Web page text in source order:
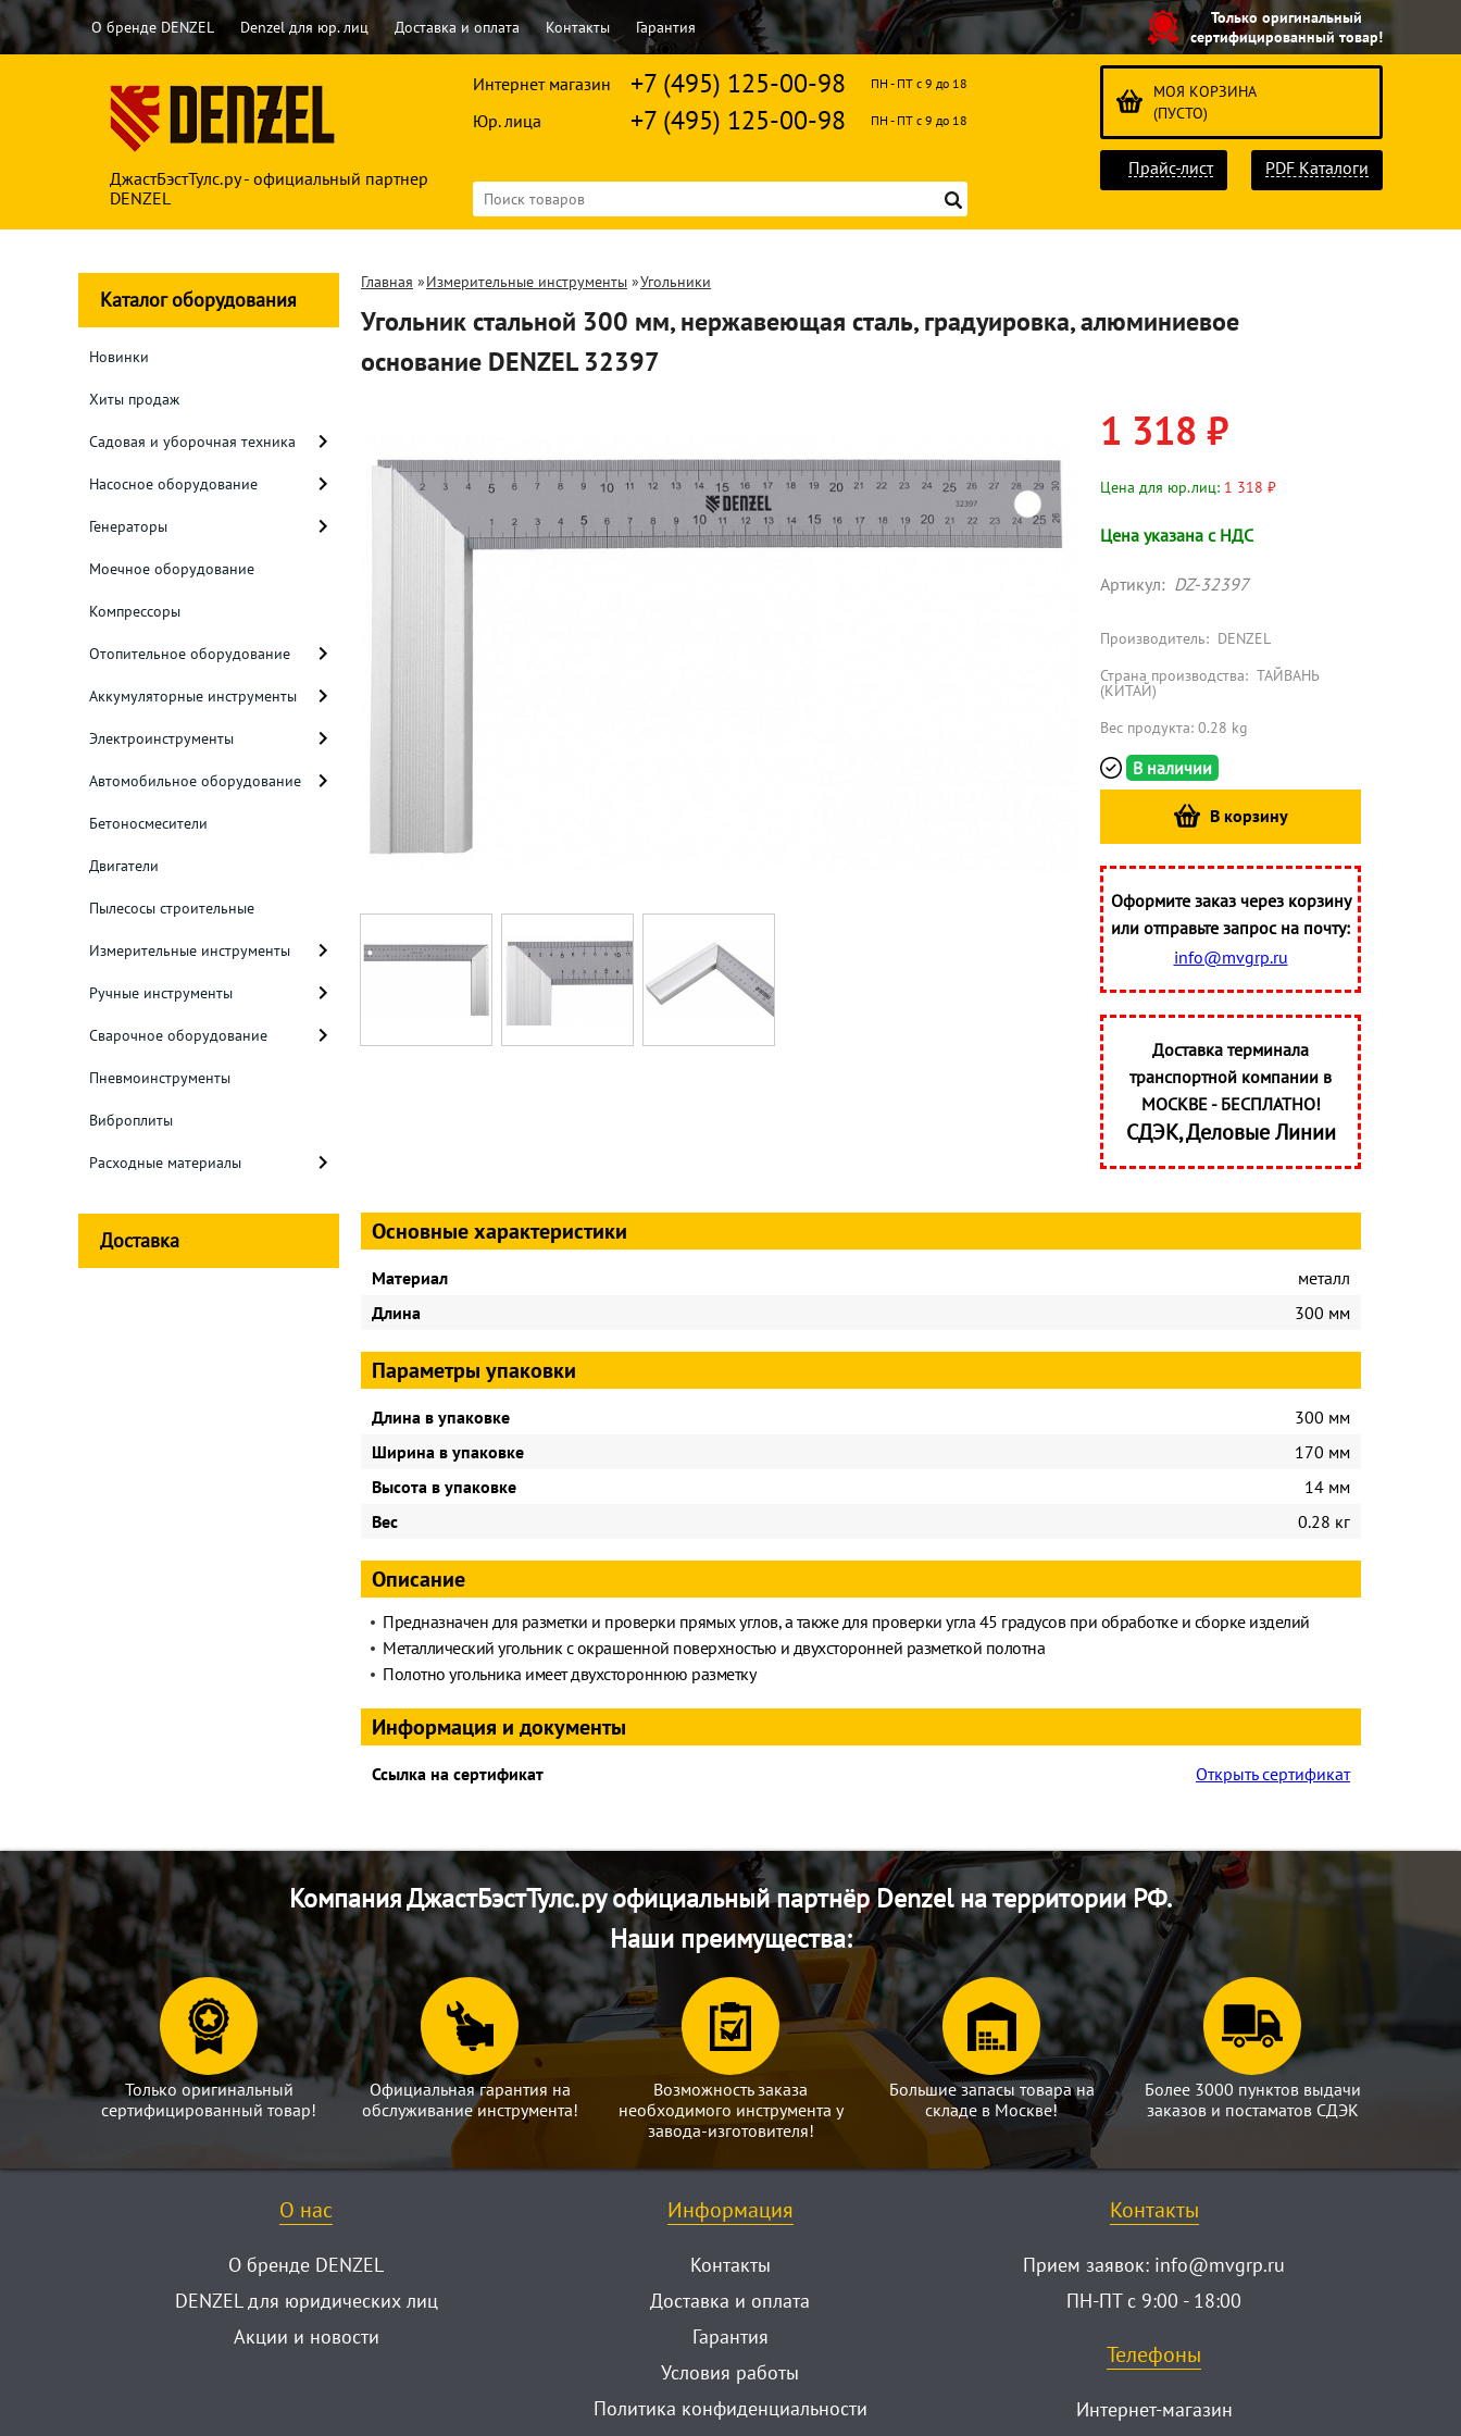
О бренде DENZEL Denzel для юр. лиц Доставка и оплата Контакты Гарантия
Только оригинальный
сертифицированный товар!
ДжастБэстТулс.ру - официальный партнер
DENZEL
Интернет магазин +7 (495) 125-00-98 ПН - ПТ с 9 до 18
Юр. лица +7 (495) 125-00-98 ПН - ПТ с 9 до 18
МОЯ КОРЗИНА
(ПУСТО)
Прайс-лист PDF Каталоги
Каталог оборудования
Новинки
Хиты продаж
Садовая и уборочная техника
Насосное оборудование
Генераторы
Моечное оборудование
Компрессоры
Отопительное оборудование
Аккумуляторные инструменты
Электроинструменты
Автомобильное оборудование
Бетоносмесители
Двигатели
Пылесосы строительные
Измерительные инструменты
Ручные инструменты
Сварочное оборудование
Пневмоинструменты
Виброплиты
Расходные материалы
Доставка
Главная »Измерительные инструменты »Угольники
Угольник стальной 300 мм, нержавеющая сталь, градуировка, алюминиевое
основание DENZEL 32397
1 318 ₽
Цена для юр.лиц: 1 318 ₽
Цена указана с НДС
Артикул: DZ-32397
Производитель: DENZEL
Страна производства: ТАЙВАНЬ
(КИТАЙ)
Вес продукта: 0.28 kg
В наличии
В корзину
Оформите заказ через корзину
или отправьте запрос на почту:
info@mvgrp.ru
Доставка терминала
транспортной компании в
МОСКВЕ - БЕСПЛАТНО!
СДЭК, Деловые Линии
Основные характеристики
Материал
металл
Длина
300 мм
Параметры упаковки
Длина в упаковке
300 мм
Ширина в упаковке
170 мм
Высота в упаковке
14 мм
Вес
0.28 кг
Описание
Предназначен для разметки и проверки прямых углов, а также для проверки угла 45 градусов при обработке и сборке изделий
Металлический угольник с окрашенной поверхностью и двухсторонней разметкой полотна
Полотно угольника имеет двухстороннюю разметку
Информация и документы
Ссылка на сертификат Открыть сертификат
Компания ДжастБэстТулс.ру официальный партнёр Denzel на территории РФ.
Наши преимущества:
Только оригинальный
сертифицированный товар!
Официальная гарантия на
обслуживание инструмента!
Возможность заказа
необходимого инструмента у
завода-изготовителя!
Большие запасы товара на
складе в Москве!
Более 3000 пунктов выдачи
заказов и постаматов СДЭК
О нас
О бренде DENZEL
DENZEL для юридических лиц
Акции и новости
Информация
Контакты
Доставка и оплата
Гарантия
Условия работы
Политика конфиденциальности
Контакты
Прием заявок: info@mvgrp.ru
ПН-ПТ с 9:00 - 18:00
Телефоны
Интернет-магазин